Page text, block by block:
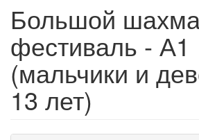
Большой
фестиваль - А1
(мальчики и
13 лет)